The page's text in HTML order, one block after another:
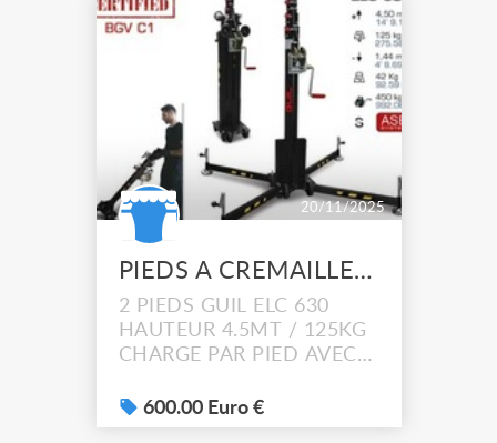
20/11/2025
PIEDS A CREMAILLERE
2 PIEDS GUIL ELC 630
HAUTEUR 4.5MT / 125KG
CHARGE PAR PIED AVEC
X30600.00 Euro €